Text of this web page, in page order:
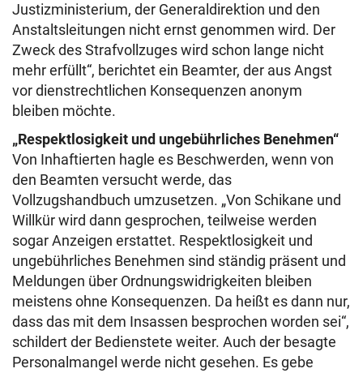
Justizministerium, der Generaldirektion und den
Anstaltsleitungen nicht ernst genommen wird. Der
Zweck des Strafvollzuges wird schon lange nicht
mehr erfüllt“, berichtet ein Beamter, der aus Angst
vor dienstrechtlichen Konsequenzen anonym
bleiben möchte.
„Respektlosigkeit und ungebührliches Benehmen“
Von Inhaftierten hagle es Beschwerden, wenn von
den Beamten versucht werde, das
Vollzugshandbuch umzusetzen. „Von Schikane und
Willkür wird dann gesprochen, teilweise werden
sogar Anzeigen erstattet. Respektlosigkeit und
ungebührliches Benehmen sind ständig präsent und
Meldungen über Ordnungswidrigkeiten bleiben
meistens ohne Konsequenzen. Da heißt es dann nur,
dass das mit dem Insassen besprochen worden sei“,
schildert der Bedienstete weiter. Auch der besagte
Personalmangel werde nicht gesehen. Es gebe